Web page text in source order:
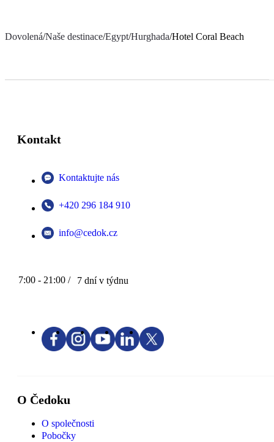
Dovolená/Naše destinace/Egypt/Hurghada/Hotel Coral Beach
Kontakt
Kontaktujte nás
+420 296 184 910
info@cedok.cz
7:00 - 21:00 / 7 dní v týdnu
O Čedoku
O společnosti
Pobočky